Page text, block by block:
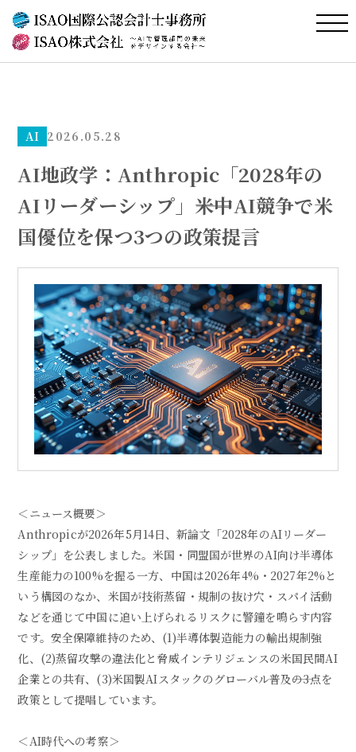
AI 2026.05.28
AI地政学：Anthropic「2028年の
AIリーダーシップ」――米中AI競争で米
国優位を保つ3つの政策提言
＜ニュース概要＞
Anthropicが2026年5月14日、新論文「2028年のAIリーダー
シップ」を公表しました。米国・同盟国が世界のAI向け半導体
生産能力の100%を握る一方、中国は2026年4%・2027年2%と
いう構図のなか、米国が技術蒸留・規制の抜け穴・スパイ活動
などを通じて中国に追い上げられるリスクに警鐘を鳴らす内容
です。安全保障維持のため、(1)半導体製造能力の輸出規制強
化、(2)蒸留攻撃の違法化と脅威インテリジェンスの米国民間AI
企業との共有、(3)米国製AIスタックのグローバル普及――の3点を
政策として提唱しています。
＜AI時代への考察＞